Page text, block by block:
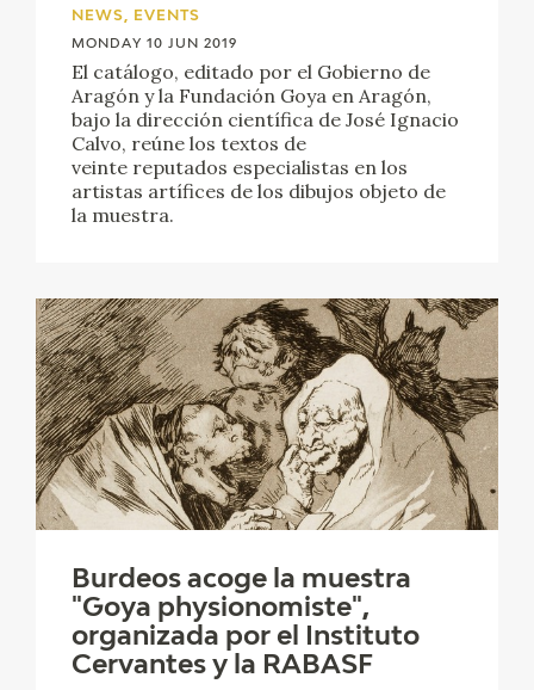
EDICIONES
PUBLICACIONES
ONLINE SHOP
EDUCA
RECURSOS EDUCATIVOS
NEWS, EVENTS
MONDAY 10 JUN 2019
El catálogo, editado por el Gobierno de
Aragón y la Fundación Goya en Aragón,
bajo la dirección científica de José Ignacio
Calvo, reúne los textos de
veinte reputados especialistas en los
artistas artífices de los dibujos objeto de
la muestra.
Burdeos acoge la muestra
"Goya physionomiste",
organizada por el Instituto
Cervantes y la RABASF